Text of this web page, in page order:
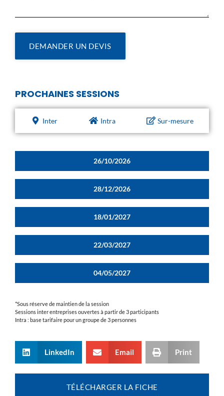
DEMANDER UN DEVIS
PROCHAINES SESSIONS
Inter Intra Sur-mesure
26/10/2026
28/12/2026
18/01/2027
22/03/2027
04/05/2027
*Sous réserve de maintien de la session
Sessions inter entreprises ouvertes à partir de 3 participants
Intra : base tarifaire pour un groupe de 3 personnes
LinkedIn Email Print
TÉLÉCHARGER LA FICHE